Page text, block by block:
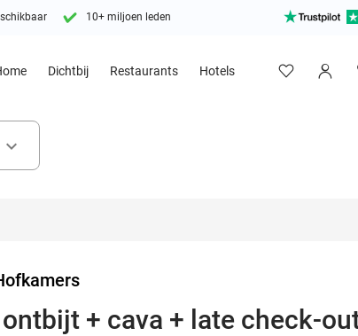
10+ miljoen leden
Dichtbij Restaurants Hotels
keyboard_arrow_down
+ cava + late check-